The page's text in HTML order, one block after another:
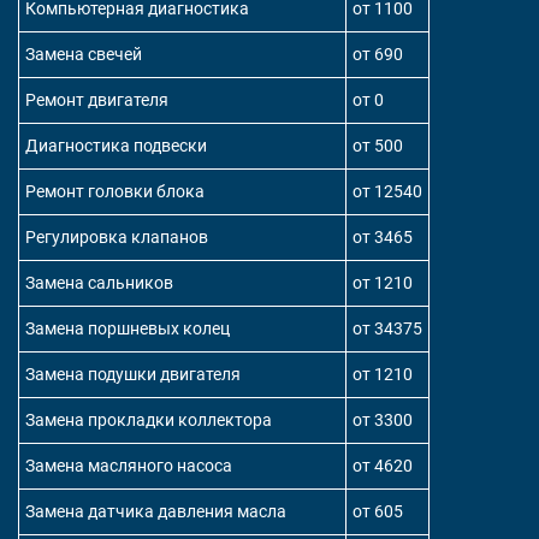
Компьютерная диагностика от 1100
Замена свечей от 690
Ремонт двигателя от 0
Диагностика подвески от 500
Ремонт головки блока от 12540
Регулировка клапанов от 3465
Замена сальников от 1210
Замена поршневых колец от 34375
Замена подушки двигателя от 1210
Замена прокладки коллектора от 3300
Замена масляного насоса от 4620
Замена датчика давления масла от 605